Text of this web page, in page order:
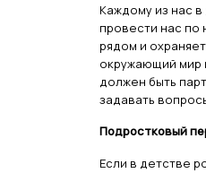
Каждому из нас
провести нас по
рядом и
окружающий мир
должен быть
задавать
Подростковый
Если в детстве